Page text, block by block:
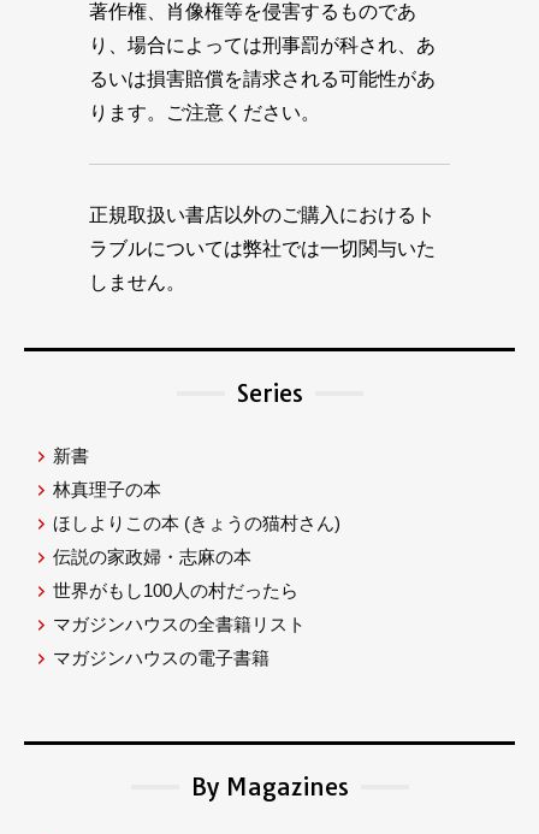
著作権、肖像権等を侵害するものであ
り、場合によっては刑事罰が科され、あ
るいは損害賠償を請求される可能性があ
ります。ご注意ください。
正規取扱い書店以外のご購入におけるト
ラブルについては弊社では一切関与いた
しません。
Series
新書
林真理子の本
ほしよりこの本 (きょうの猫村さん)
伝説の家政婦・志麻の本
世界がもし100人の村だったら
マガジンハウスの全書籍リスト
マガジンハウスの電子書籍
By Magazines